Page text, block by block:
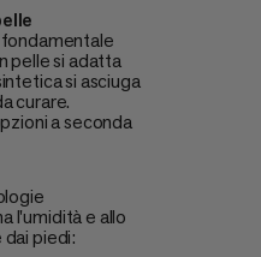
pelle si adatta
si asciuga
curare.
a seconda
l'umidità e allo
piedi: